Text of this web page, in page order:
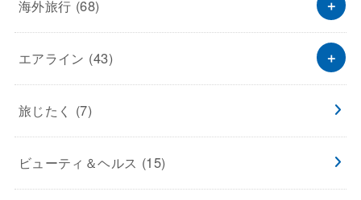
海外旅行 (68)
エアライン (43)
旅じたく (7)
ビューティ＆ヘルス (15)